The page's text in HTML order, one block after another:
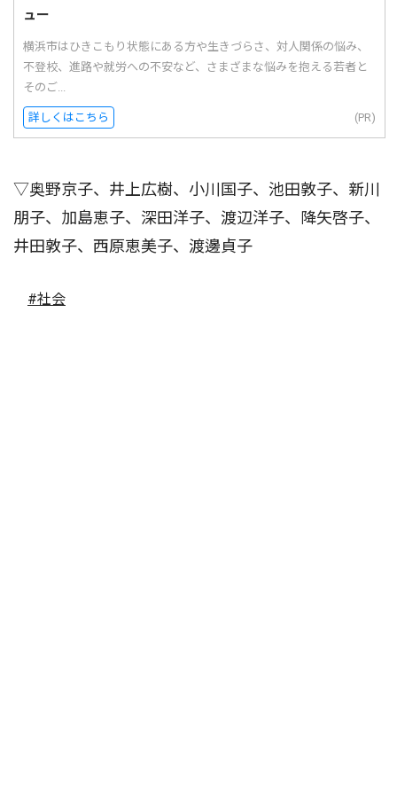
ュー
横浜市はひきこもり状態にある方や生きづらさ、対人関係の悩み、
不登校、進路や就労への不安など、さまざまな悩みを抱える若者と
そのご...
詳しくはこちら (PR)
▽奥野京子、井上広樹、小川国子、池田敦子、新川
朋子、加島恵子、深田洋子、渡辺洋子、降矢啓子、
井田敦子、西原恵美子、渡邊貞子
#社会